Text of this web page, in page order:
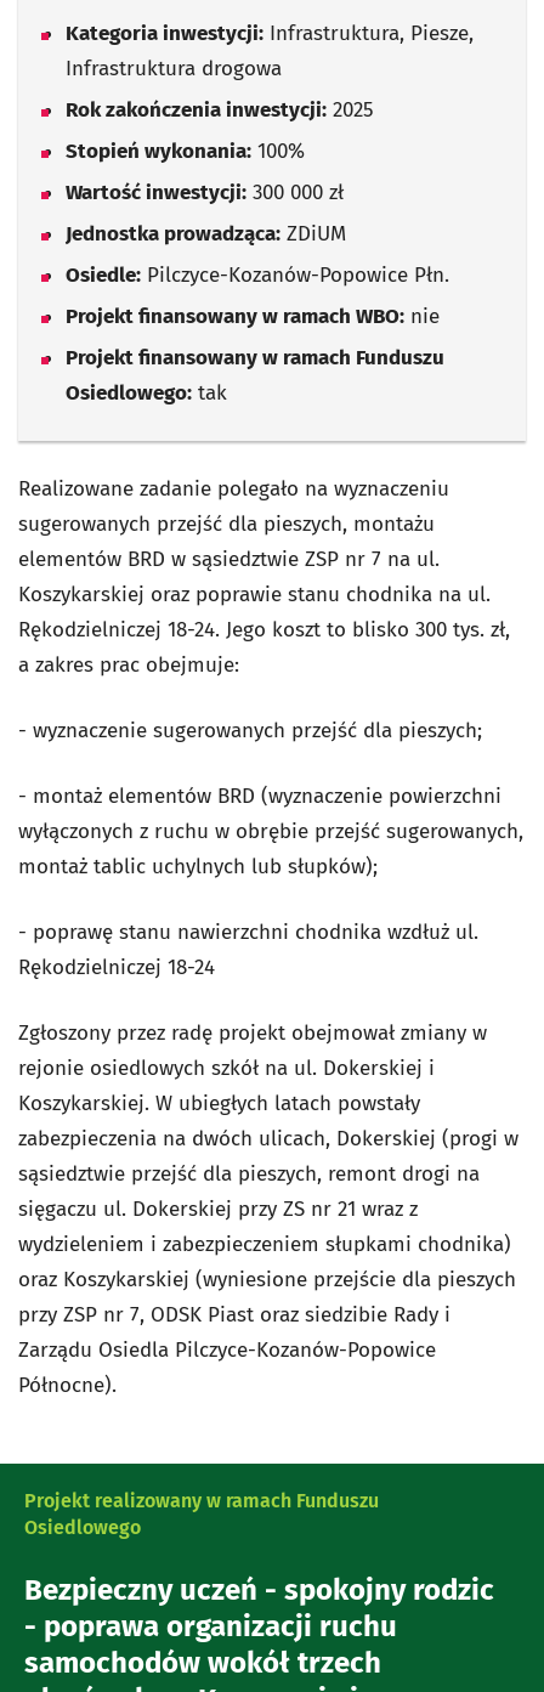
Kategoria inwestycji: Infrastruktura, Piesze,
Infrastruktura drogowa
Rok zakończenia inwestycji: 2025
Stopień wykonania: 100%
Wartość inwestycji: 300 000 zł
Jednostka prowadząca: ZDiUM
Osiedle: Pilczyce-Kozanów-Popowice Płn.
Projekt finansowany w ramach WBO: nie
Projekt finansowany w ramach Funduszu
Osiedlowego: tak
Realizowane zadanie polegało na wyznaczeniu
sugerowanych przejść dla pieszych, montażu
elementów BRD w sąsiedztwie ZSP nr 7 na ul.
Koszykarskiej oraz poprawie stanu chodnika na ul.
Rękodzielniczej 18-24. Jego koszt to blisko 300 tys. zł,
a zakres prac obejmuje:
- wyznaczenie sugerowanych przejść dla pieszych;
- montaż elementów BRD (wyznaczenie powierzchni
wyłączonych z ruchu w obrębie przejść sugerowanych,
montaż tablic uchylnych lub słupków);
- poprawę stanu nawierzchni chodnika wzdłuż ul.
Rękodzielniczej 18-24
Zgłoszony przez radę projekt obejmował zmiany w
rejonie osiedlowych szkół na ul. Dokerskiej i
Koszykarskiej. W ubiegłych latach powstały
zabezpieczenia na dwóch ulicach, Dokerskiej (progi w
sąsiedztwie przejść dla pieszych, remont drogi na
sięgaczu ul. Dokerskiej przy ZS nr 21 wraz z
wydzieleniem i zabezpieczeniem słupkami chodnika)
oraz Koszykarskiej (wyniesione przejście dla pieszych
przy ZSP nr 7, ODSK Piast oraz siedzibie Rady i
Zarządu Osiedla Pilczyce-Kozanów-Popowice
Północne).
Projekt realizowany w ramach Funduszu
Osiedlowego
Bezpieczny uczeń - spokojny rodzic
- poprawa organizacji ruchu
samochodów wokół trzech